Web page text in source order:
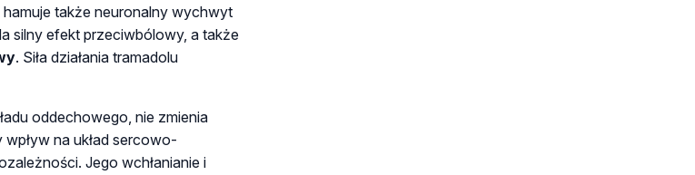
hamuje także neuronalny wychwyt
silny efekt przeciwbólowy, a także
. Siła działania tramadolu
oddechowego, nie zmienia
na układ sercowo-
. Jego wchłanianie i